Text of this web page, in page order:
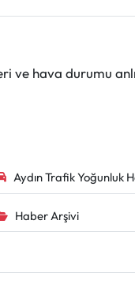
ve hava durumu
Aydın Trafik Yoğunluk
Haber Arşivi